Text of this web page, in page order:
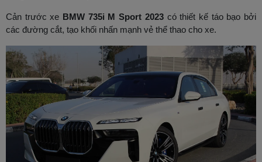
Cản trước xe BMW 735i M Sport 2023có thiết kế táo bạo bởi
các đường cắt, tạo khối nhấn mạnh vẻ thể thao cho xe.